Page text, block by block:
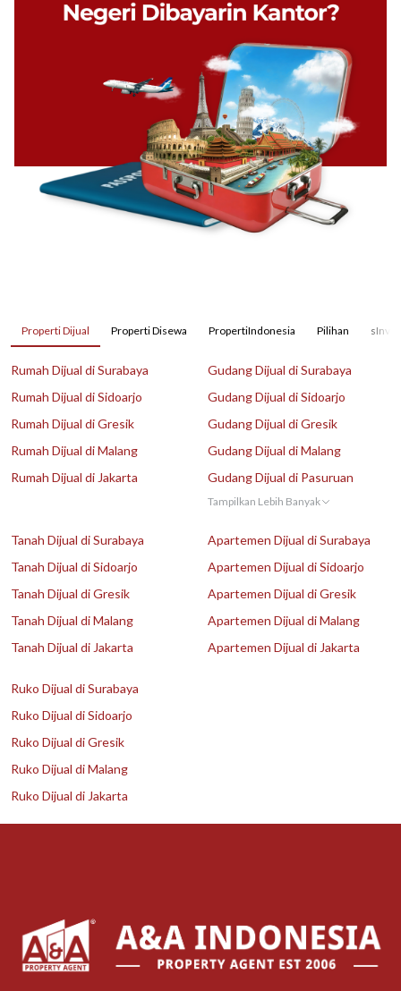
Properti Dijual Properti Disewa PropertiIndonesia Pilihan
Rumah Dijual di Surabaya
Rumah Dijual di Sidoarjo
Rumah Dijual di Gresik
Rumah Dijual di Malang
Rumah Dijual di Jakarta
Gudang Dijual di Surabaya
Gudang Dijual di Sidoarjo
Gudang Dijual di Gresik
Gudang Dijual di Malang
Gudang Dijual di Pasuruan
Tampilkan Lebih Banyak
Tanah Dijual di Surabaya
Tanah Dijual di Sidoarjo
Tanah Dijual di Gresik
Tanah Dijual di Malang
Tanah Dijual di Jakarta
Apartemen Dijual di Surabaya
Apartemen Dijual di Sidoarjo
Apartemen Dijual di Gresik
Apartemen Dijual di Malang
Apartemen Dijual di Jakarta
Ruko Dijual di Surabaya
Ruko Dijual di Sidoarjo
Ruko Dijual di Gresik
Ruko Dijual di Malang
Ruko Dijual di Jakarta